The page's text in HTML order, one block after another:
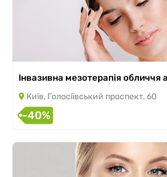
Інвазивна мезотерапія обличчя
Київ, Голосіївський проспект, 60
-40%